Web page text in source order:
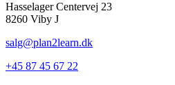
Hasselager Centervej 23
8260 Viby J
salg@plan2learn.dk
+45 87 45 67 22